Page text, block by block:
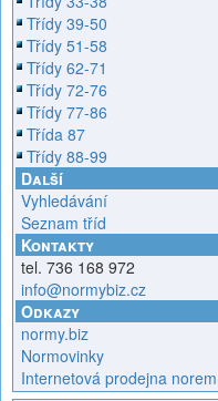
Třídy 39-50
Třídy 51-58
Třídy 62-71
Třídy 72-76
Třídy 77-86
Třída 87
Třídy 88-99
Další
Vyhledávání
Seznam tříd
Kontakty
tel. 736 168 972
info@normybiz.cz
Odkazy
normy.biz
Normovinky
Internetová prodejna